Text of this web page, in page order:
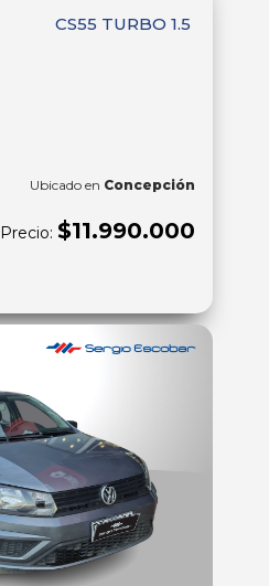
CS55 TURBO 1.5
Ubicado en Concepción
Precio: $11.990.000